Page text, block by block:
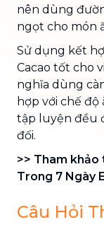
nên dùng
ngọt cho món
Sử dụng kết
Cacao tốt cho
nghĩa dùng
hợp với chế
tập luyện đều
đối.
>> Tham khảo
Trong 7 Ngày
Câu Hỏi